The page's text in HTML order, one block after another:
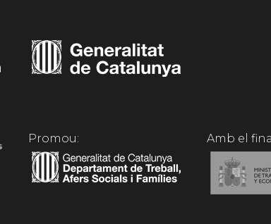
Promou: Amb el